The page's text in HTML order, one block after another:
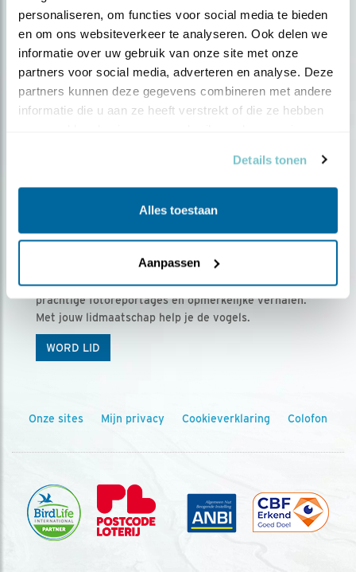
personaliseren, om functies voor social media te bieden
en om ons websiteverkeer te analyseren. Ook delen we
informatie over uw gebruik van onze site met onze
partners voor social media, adverteren en analyse. Deze
partners kunnen deze gegevens combineren met andere
informatie die u aan ze heeft verstrekt of die ze hebben
Details tonen
Alles toestaan
Aanpassen
Ontvang 5 x Vogels voor € 36,00 per jaar
Vogels is het tijdschrift voor onze leden, met
prachtige fotoreportages en opmerkelijke verhalen.
Met jouw lidmaatschap help je de vogels.
WORD LID
Onze sites Mijn privacy Cookieverklaring Colofon